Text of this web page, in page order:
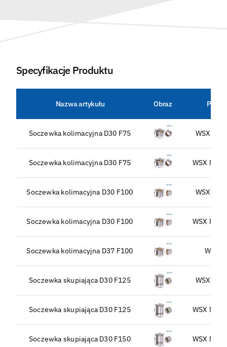
Specyfikacje Produktu
Nazwa artykułu Obraz
Soczewka kolimacyjna D30 F75 WSX
Soczewka kolimacyjna D30 F75 WSX
Soczewka kolimacyjna D30 F100 WSX
Soczewka kolimacyjna D30 F100 WSX
Soczewka kolimacyjna D37 F100 WSX
Soczewka skupiająca D30 F125 WSX
Soczewka skupiająca D30 F125 WSX
Soczewka skupiająca D30 F150 WSX